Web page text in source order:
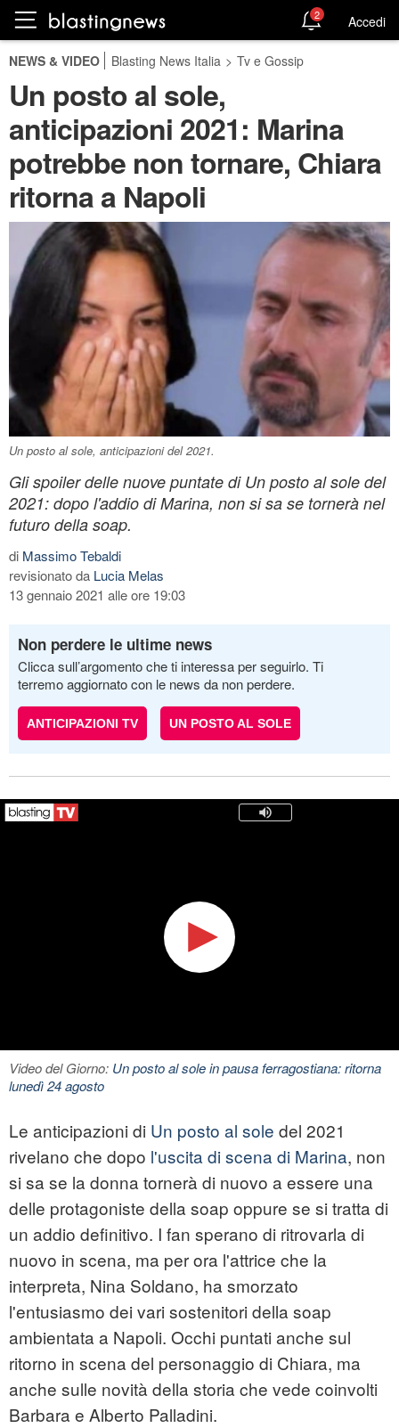
2 Accedi
NEWS & VIDEO Blasting News Italia > Tv e Gossip
Un posto al sole,
anticipazioni 2021: Marina
potrebbe non tornare, Chiara
ritorna a Napoli
Un posto al sole, anticipazioni del 2021.
Gli spoiler delle nuove puntate di Un posto al sole del
2021: dopo l'addio di Marina, non si sa se tornerà nel
futuro della soap.
di Massimo Tebaldi
revisionato da Lucia Melas
13 gennaio 2021 alle ore 19:03
Non perdere le ultime news
Clicca sull’argomento che ti interessa per seguirlo. Ti
terremo aggiornato con le news da non perdere.
ANTICIPAZIONI TV UN POSTO AL SOLE
Video del Giorno: Un posto al sole in pausa ferragostiana: ritorna
lunedì 24 agosto
Le anticipazioni di Un posto al sole del 2021
rivelano che dopo l'uscita di scena di Marina, non
si sa se la donna tornerà di nuovo a essere una
delle protagoniste della soap oppure se si tratta di
un addio definitivo. I fan sperano di ritrovarla di
nuovo in scena, ma per ora l'attrice che la
interpreta, Nina Soldano, ha smorzato
l'entusiasmo dei vari sostenitori della soap
ambientata a Napoli. Occhi puntati anche sul
ritorno in scena del personaggio di Chiara, ma
anche sulle novità della storia che vede coinvolti
Barbara e Alberto Palladini.